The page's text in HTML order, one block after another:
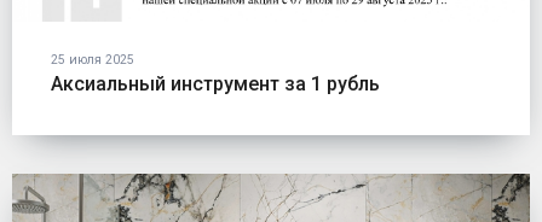
25 июля 2025
Аксиальный инструмент за 1 рубль